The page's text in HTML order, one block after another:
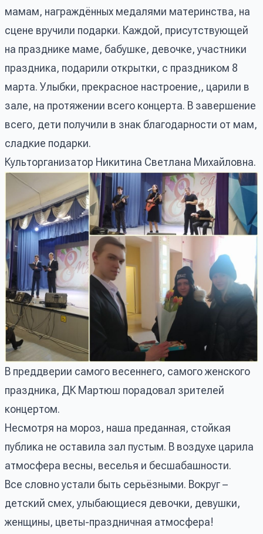
мамам, награждённых медалями материнства, на
сцене вручили подарки. Каждой, присутствующей
на празднике маме, бабушке, девочке, участники
праздника, подарили открытки, с праздником 8
марта. Улыбки, прекрасное настроение,, царили в
зале, на протяжении всего концерта. В завершение
всего, дети получили в знак благодарности от мам,
сладкие подарки.
Культорганизатор Никитина Светлана Михайловна.
В преддверии самого весеннего, самого женского
праздника, ДК Мартюш порадовал зрителей
концертом.
Несмотря на мороз, наша преданная, стойкая
публика не оставила зал пустым. В воздухе царила
атмосфера весны, веселья и бесшабашности.
Все словно устали быть серьёзными. Вокруг –
детский смех, улыбающиеся девочки, девушки,
женщины, цветы-праздничная атмосфера!